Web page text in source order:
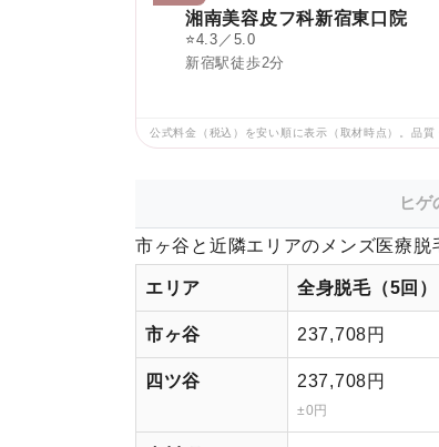
湘南美容皮フ科新宿東口院
⭐4.3／5.0
新宿駅徒歩2分
公式料金（税込）を安い順に表示（取材時点）。品
ヒゲ
市ヶ谷と近隣エリアのメンズ医療脱
エリア 全身脱毛（5回）
市ヶ谷 237,708円
四ツ谷 237,708円
±0円